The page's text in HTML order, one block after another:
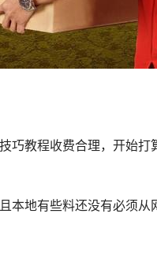
巧教程收费合理，开始
本地有些料还没有必须